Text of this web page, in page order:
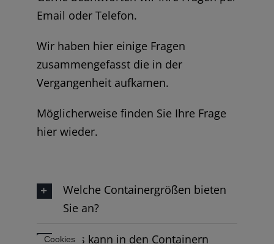
Email oder Telefon.
Wir haben hier einige Fragen
zusammengefasst die in der
Vergangenheit aufkamen.
Möglicherweise finden Sie Ihre Frage
hier wieder.
Welche Containergrößen bieten
Sie an?
Was kann in den Containern
Cookies